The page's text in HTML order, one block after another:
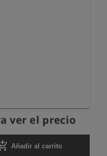
ver el precio
Añadir al carrito